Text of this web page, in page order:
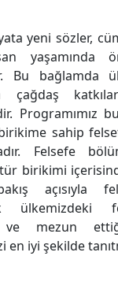
yeni sözler,
yaşamında
Bu bağlamda
çağdaş
Programımız
sahip
Felsefe
birikimi
açısıyla
ülkemizdeki
ve mezun
en iyi şekilde